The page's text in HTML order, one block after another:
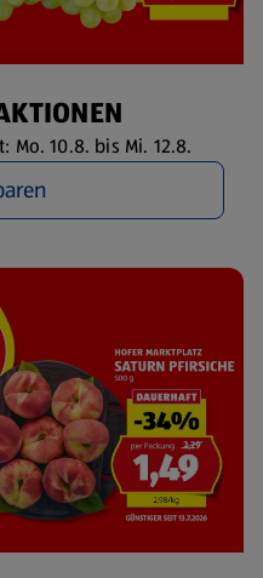
Mo. 10.8. bis Mi. 12.8.